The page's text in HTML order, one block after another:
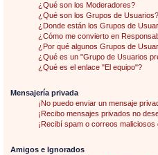
¿Qué son los Moderadores?
¿Qué son los Grupos de Usuarios?
¿Donde están los Grupos de
¿Cómo me convierto en
¿Por qué algunos Grupos de
¿Qué es un "Grupo de Usuarios
¿Qué es el enlace "El equipo"?
Mensajería privada
¡No puedo enviar un mensaje
¡Recibo mensajes privados no
¡Recibí spam o correos maliciosos
Amigos e Ignorados